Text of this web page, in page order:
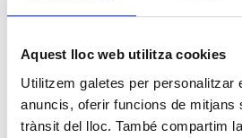
Aquest lloc web utilitza cookies
Utilitzem galetes per personalitzar
anuncis, oferir funcions de mitjans
trànsit del lloc. També compartim